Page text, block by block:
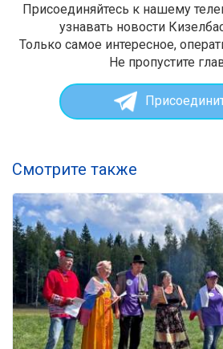
Присоединяйтесь к нашему
узнавать новости
Только самое интересное,
Не пропустите
Смотрите также